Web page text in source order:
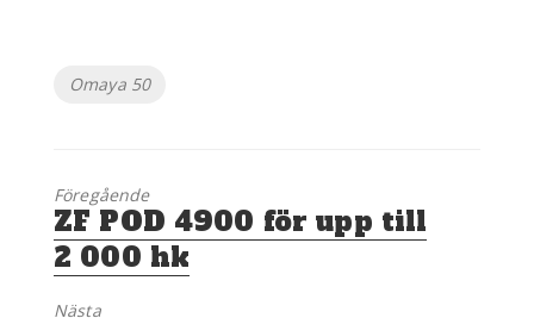
Etiketter
Omaya 50
Föregående
Föregående
inlägg:
ZF POD 4900 för upp till
2 000 hk
Nästa